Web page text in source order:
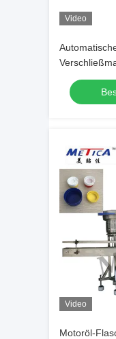
Video
Flaschen
Video
Motoröl-